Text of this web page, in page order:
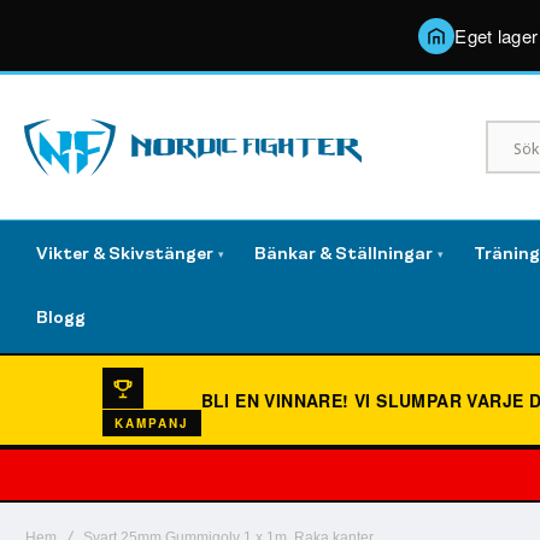
Eget
Vikter & Skivstänger ▾ Bänkar & Ställningar ▾
Blogg
KAMPANJ
BLI EN VINNARE!VI SLUMPAR VARJE